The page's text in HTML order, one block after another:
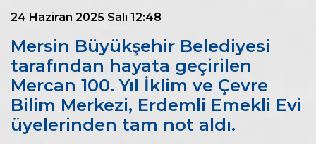
24 Haziran 2025 Salı 12:48
Mersin Büyükşehir Belediyesi
tarafından hayata geçirilen
Mercan 100. Yıl İklim ve Çevre
Bilim Merkezi, Erdemli Emekli Evi
üyelerinden tam not aldı.